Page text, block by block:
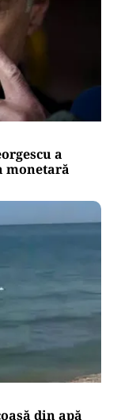
joi.
a